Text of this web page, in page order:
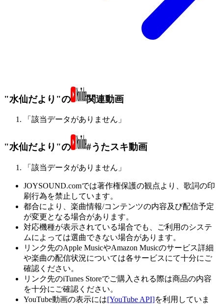
"水仙だより"の 関連動画
「該当データがありません」
"水仙だより"の #うたスキ動画
「該当データがありません」
JOYSOUND.comでは著作権保護の観点より、歌詞の印
刷行為を禁止しています。
都合により、楽曲情報/コンテンツの内容及び配信予定
が変更となる場合があります。
対応機種が表示されている場合でも、ご利用のシステ
ムによっては選曲できない場合があります。
リンク先のApple MusicやAmazon Musicのサービス詳細
や楽曲の配信状況については各サービスにて十分にご
確認ください。
リンク先のiTunes Storeでご購入される際は商品の内容
を十分にご確認ください。
YouTube動画の表示には[YouTube API]を利用していま